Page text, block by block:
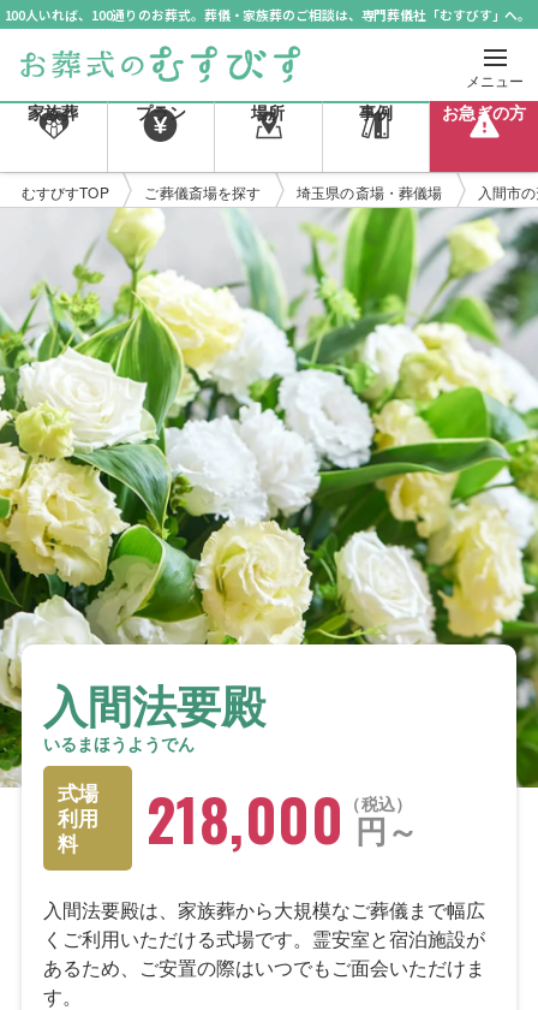
100人いれば、100通りのお葬式。葬儀・家族葬のご相談は、専門葬儀社「むすびす」へ。
メニュー
家族葬 プラン 場所 事例 お急ぎの方
むすびすTOP ご葬儀斎場を探す 埼玉県の斎場・葬儀場 入間市
入間法要殿
いるまほうようでん
式場
利用
料
税込
218,000 円～
入間法要殿は、家族葬から大規模なご葬儀まで幅広
くご利用いただける式場です。霊安室と宿泊施設が
あるため、ご安置の際はいつでもご面会いただけま
す。